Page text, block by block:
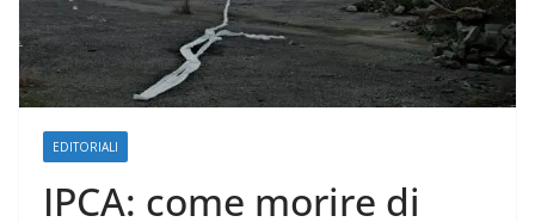
EDITORIALI
IPCA: come morire di